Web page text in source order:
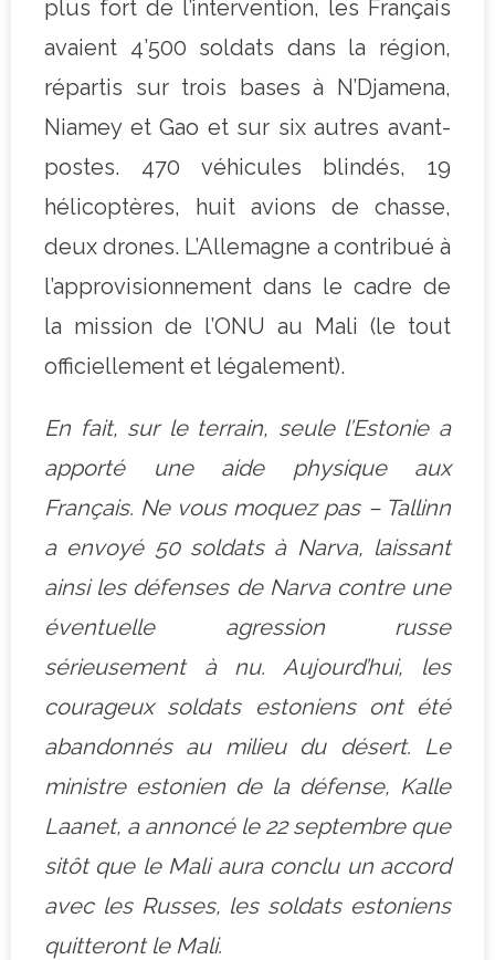
plus fort de l’intervention, les Français
avaient 4’500 soldats dans la région,
répartis sur trois bases à N’Djamena,
Niamey et Gao et sur six autres avant-
postes. 470 véhicules blindés, 19
hélicoptères, huit avions de chasse,
deux drones. L’Allemagne a contribué à
l’approvisionnement dans le cadre de
la mission de l’ONU au Mali (le tout
officiellement et légalement).
En fait, sur le terrain, seule l’Estonie a
apporté une aide physique aux
Français. Ne vous moquez pas – Tallinn
a envoyé 50 soldats à Narva, laissant
ainsi les défenses de Narva contre une
éventuelle agression russe
sérieusement à nu. Aujourd’hui, les
courageux soldats estoniens ont été
abandonnés au milieu du désert. Le
ministre estonien de la défense, Kalle
Laanet, a annoncé le 22 septembre que
sitôt que le Mali aura conclu un accord
avec les Russes, les soldats estoniens
quitteront le Mali.